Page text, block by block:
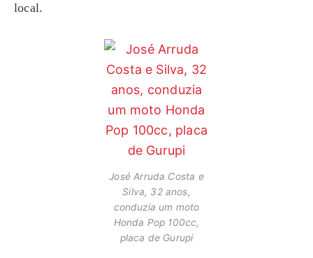
local.
José Arruda Costa e
Silva, 32 anos,
conduzia um moto
Honda Pop 100cc,
placa de Gurupi